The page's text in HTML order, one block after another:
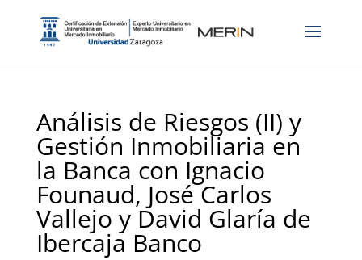
Análisis de Riesgos (II) y
Gestión Inmobiliaria en
la Banca con Ignacio
Founaud, José Carlos
Vallejo y David Glaría de
Ibercaja Banco